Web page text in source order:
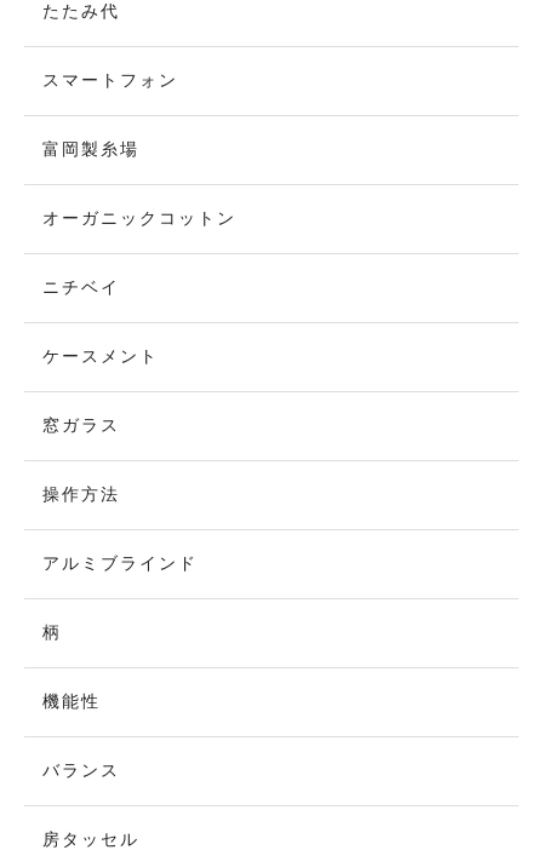
たたみ代
スマートフォン
富岡製糸場
オーガニックコットン
ニチベイ
ケースメント
窓ガラス
操作方法
アルミブラインド
柄
機能性
バランス
房タッセル